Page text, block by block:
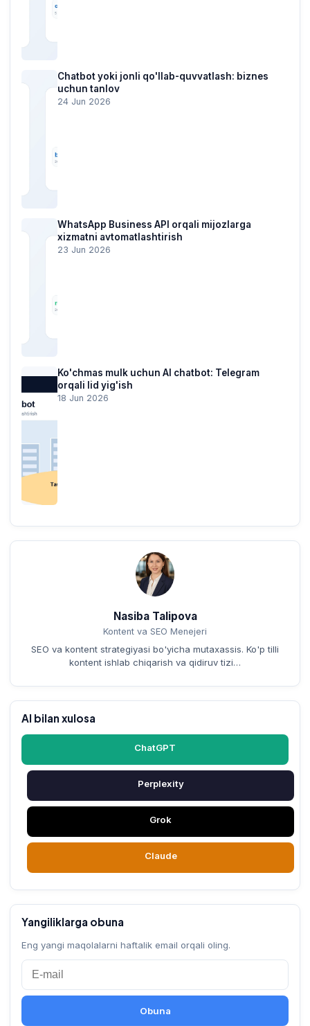
Chatbot yoki jonli qo'llab-quvvatlash: biznes
uchun tanlov
24 Jun 2026
WhatsApp Business API orqali mijozlarga
xizmatni avtomatlashtirish
23 Jun 2026
Ko'chmas mulk uchun AI chatbot: Telegram
orqali lid yig'ish
18 Jun 2026
Nasiba Talipova
Kontent va SEO Menejeri
SEO va kontent strategiyasi bo'yicha mutaxassis. Ko'p tilli
kontent ishlab chiqarish va qidiruv tizi…
AI bilan xulosa
ChatGPT
Perplexity
Grok
Claude
Yangiliklarga obuna
Eng yangi maqolalarni haftalik email orqali oling.
Obuna